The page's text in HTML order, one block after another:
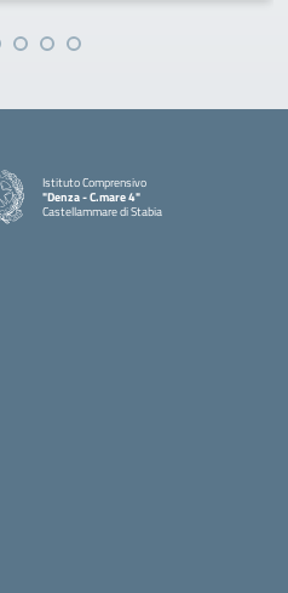
Istituto Comprensivo
"Denza - C.mare 4"
Castellammare di Stabia